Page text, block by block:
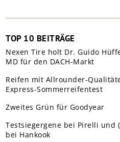
TOP 10 BEITRÄGE
Nexen Tire holt Dr. Guido
MD für den DACH-Markt
Reifen mit Allrounder-
Express-Sommerreifentest
Zweites Grün für Goodyear
Testsiegergene bei Pirelli und
bei Hankook